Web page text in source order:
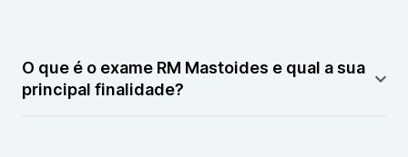
O que é o exame RM Mastoides e qual a sua
principal finalidade?